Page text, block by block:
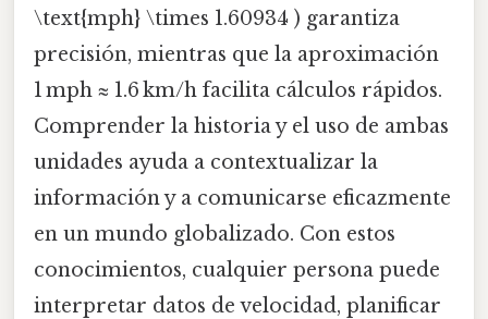
\text{mph} \times 1.60934 ) garantiza
precisión, mientras que la aproximación
1 mph ≈ 1.6 km/h facilita cálculos rápidos.
Comprender la historia y el uso de ambas
unidades ayuda a contextualizar la
información y a comunicarse eficazmente
en un mundo globalizado. Con estos
conocimientos, cualquier persona puede
interpretar datos de velocidad, planificar